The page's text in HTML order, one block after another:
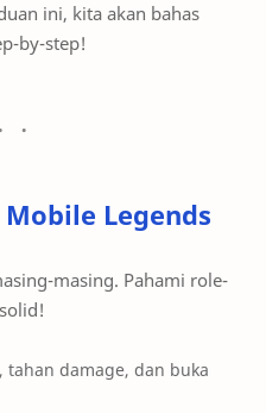
ini, kita akan bahas
by-step!
Legends
masing. Pahami role-
damage, dan buka